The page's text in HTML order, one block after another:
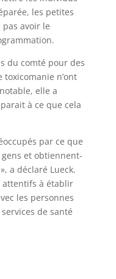
les petites
avoir le
du comté pour des
n’ont
elle a
à ce que cela
par ce que
et obtiennent-
a déclaré Lueck.
attentifs à établir
les personnes
de santé